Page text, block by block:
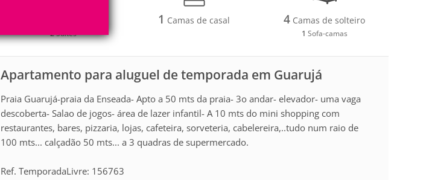
2Suítes
1 Camas de casal 4 Camas de solteiro
1 Sofa-camas
Apartamento para aluguel de temporada em Guarujá
Praia Guarujá-praia da Enseada- Apto a 50 mts da praia- 3o andar- elevador- uma vaga
descoberta- Salao de jogos- área de lazer infantil- A 10 mts do mini shopping com
restaurantes, bares, pizzaria, lojas, cafeteira, sorveteria, cabelereira,..tudo num raio de
100 mts... calçadão 50 mts... a 3 quadras de supermercado.
Ref. TemporadaLivre: 156763